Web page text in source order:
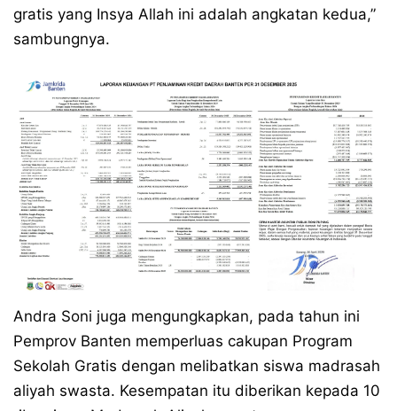
gratis yang Insya Allah ini adalah angkatan kedua,”
sambungnya.
Andra Soni juga mengungkapkan, pada tahun ini
Pemprov Banten memperluas cakupan Program
Sekolah Gratis dengan melibatkan siswa madrasah
aliyah swasta. Kesempatan itu diberikan kepada 10